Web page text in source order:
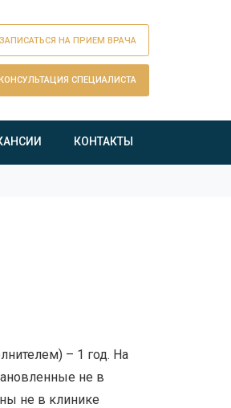
ЗАПИСАТЬСЯ НА ПРИЕМ ВРАЧА
СПЕЦИАЛИСТА
КОНТАКТЫ
– 1 год. На
не в
не в клинике